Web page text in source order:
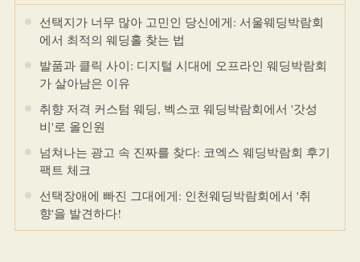
선택지가 너무 많아 고민인 당신에게: 서울웨딩박람회
에서 최적의 웨딩홀 찾는 법
발품과 클릭 사이: 디지털 시대에 오프라인 웨딩박람회
가 살아남은 이유
취향 저격 커스텀 웨딩, 벡스코 웨딩박람회에서 '갓성
비'로 올인원
넘쳐나는 광고 속 진짜를 찾다: 코엑스 웨딩박람회 후기
팩트 체크
선택장애에 빠진 그대에게: 인천웨딩박람회에서 '취
향'을 발견하다!